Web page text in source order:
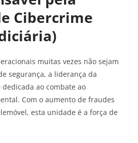
Cibercrime
muitas vezes não sejam
segurança, a liderança da
dedicada ao combate ao
Com o aumento de fraudes
esta unidade é a força de